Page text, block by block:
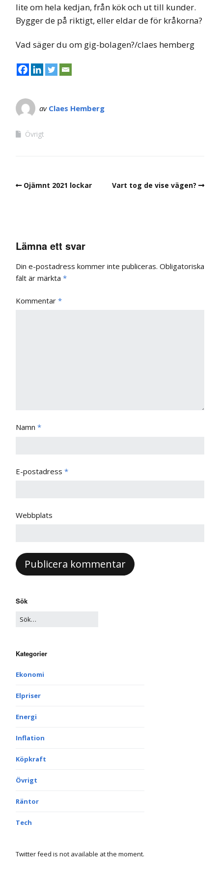
lite om hela kedjan, från kök och ut till kunder.
Bygger de på riktigt, eller eldar de för kråkorna?
Vad säger du om gig-bolagen?/claes hemberg
av Claes Hemberg
Övrigt
Ojämnt 2021 lockar Vart tog de vise vägen?
Lämna ett svar
Din e-postadress kommer inte publiceras. Obligatoriska
fält är märkta *
Kommentar *
Namn *
E-postadress *
Webbplats
Sök
Kategorier
Ekonomi
Elpriser
Energi
Inflation
Köpkraft
Övrigt
Räntor
Tech
Twitter feed is not available at the moment.